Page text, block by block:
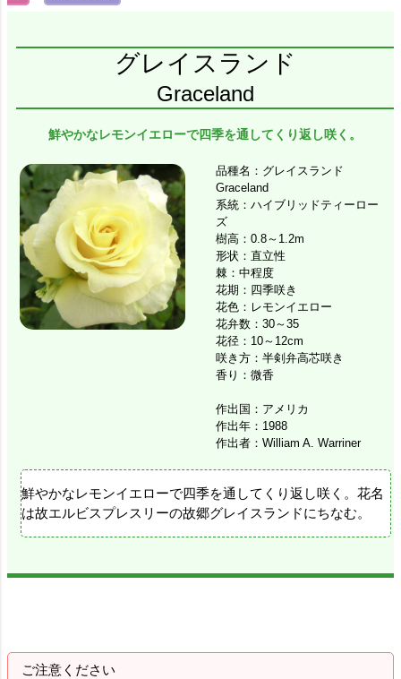
グレイスランド
Graceland
鮮やかなレモンイエローで四季を通してくり返し咲く。
品種名：グレイスランド
Graceland
系統：ハイブリッドティーロー
ズ
樹高：0.8～1.2m
形状：直立性
棘：中程度
花期：四季咲き
花色：レモンイエロー
花弁数：30～35
花径：10～12cm
咲き方：半剣弁高芯咲き
香り：微香
作出国：アメリカ
作出年：1988
作出者：William A. Warriner
鮮やかなレモンイエローで四季を通してくり返し咲く。花名
は故エルビスプレスリーの故郷グレイスランドにちなむ。
ご注意ください